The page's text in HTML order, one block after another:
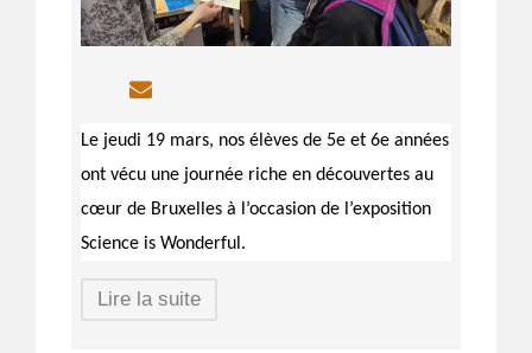
Le jeudi 19 mars, nos élèves de 5e et 6e années
ont vécu une journée riche en découvertes au
cœur de Bruxelles à l’occasion de l’exposition
Science is Wonderful.
Lire la suite